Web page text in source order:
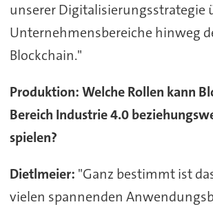
unserer Digitalisierungsstrategie
Unternehmensbereiche hinweg
Blockchain."
Produktion: Welche Rollen kann
Bereich Industrie 4.0
spielen?
Dietlmeier: "Ganz bestimmt ist
vielen spannenden